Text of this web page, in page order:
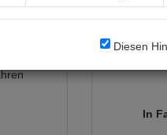
Diesen
unter
In